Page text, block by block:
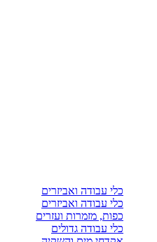
כלי עבודה ואביזרים
כלי עבודה ואביזרים
כפות, מזמרות ועזרים
כלי עבודה גדולים